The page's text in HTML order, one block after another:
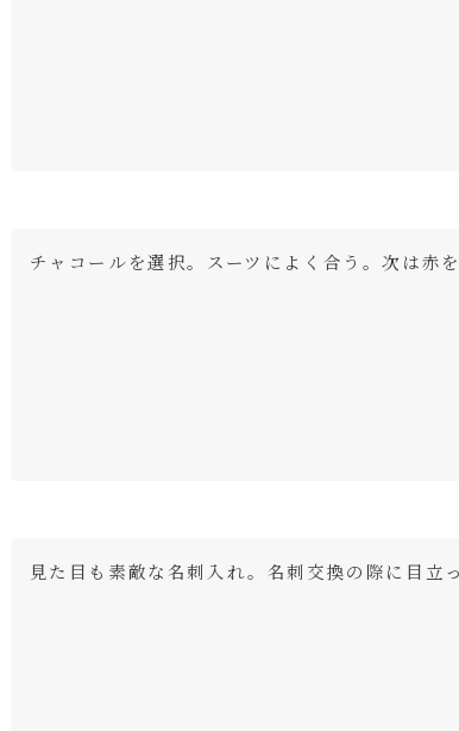
チャコールを選択。スーツによく合う。次は赤を
見た目も素敵な名刺入れ。名刺交換の際に目立